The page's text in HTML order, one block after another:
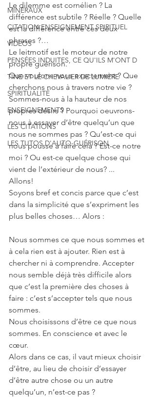
MINÉRAUX
CITATION ENSEIGNEMENT SPIRITUEL
VIDEOS
PENSÉES INDUITES, CE QU'ILS M'ONT D
TINE ET LE CHEVALIER DE LUMIÈRE
SPIRITUALITÉ
ENSEIGNEMENTS
LES CITATIONS
LES TUTOS D'AUTO-GUÉRISON
Le dilemme est cornélien ? La
différence est subtile ? Réelle ? Quelle
est la différence entre ces deux
phrases ?…
Le leitmotif est le moteur de notre
propre guérison.
Que voulons-nous exactement ? Que
cherchons nous à travers notre vie ?
Sommes-nous à la hauteur de nos
propres désirs ? Pourquoi oeuvrons-
nous à essayer d’être quelqu’un que
nous ne sommes pas ? Qu’est-ce qui
nous pousse à faire cela ? Est-ce notre
moi ? Ou est-ce quelque chose qui
vient de l’extérieur de nous? ...
Allons!
Soyons bref et concis parce que c’est
dans la simplicité que s’expriment les
plus belles choses… Alors :
Nous sommes ce que nous sommes et
à cela rien est à ajouter. Rien est à
chercher ni à comprendre. Accepter
nous semble déjà très difficile alors
que c’est la première des choses à
faire : c’est s’accepter tels que nous
sommes.
Nous choisissons d’être ce que nous
sommes. En conscience et avec le
cœur.
Alors dans ce cas, il vaut mieux choisir
d’être, au lieu de choisir d’essayer
d’être autre chose ou un autre
quelqu’un, n’est-ce pas ?